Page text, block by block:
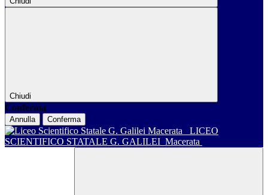
Chiudi
Conferma
Annulla Conferma
LICEO
SCIENTIFICO STATALE G. GALILEI Macerata